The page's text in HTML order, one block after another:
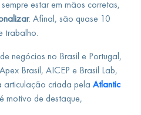
estar em mãos corretas,
. Afinal, são quase 10
trabalho.
negócios no Brasil e Portugal,
Brasil, AICEP e Brasil Lab,
articulação criada pela Atlantic
motivo de destaque,